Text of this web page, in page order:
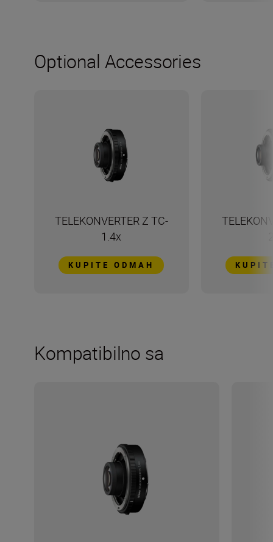
Optional Accessories
TELEKONVERTER Z TC-
1.4x
KUPITE ODMAH
Kompatibilno sa